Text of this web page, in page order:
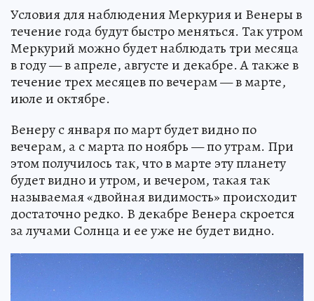
Условия для наблюдения Меркурия и Венеры в
течение года будут быстро меняться. Так утром
Меркурий можно будет наблюдать три месяца
в году — в апреле, августе и декабре. А также в
течение трех месяцев по вечерам — в марте,
июле и октябре.
Венеру с января по март будет видно по
вечерам, а с марта по ноябрь — по утрам. При
этом получилось так, что в марте эту планету
будет видно и утром, и вечером, такая так
называемая «двойная видимость» происходит
достаточно редко. В декабре Венера скроется
за лучами Солнца и ее уже не будет видно.